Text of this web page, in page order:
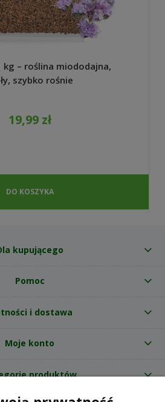
kg – roślina miododajna,
szybko rośnie
19,99 zł
DO KOSZYKA
kupującego
Pomoc
i dostawa
Moje konto
produktów